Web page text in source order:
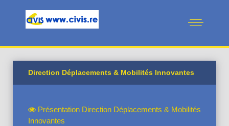
Direction Déplacements & Mobilités Innovantes
Présentation Direction Déplacements & Mobilités
Innovantes